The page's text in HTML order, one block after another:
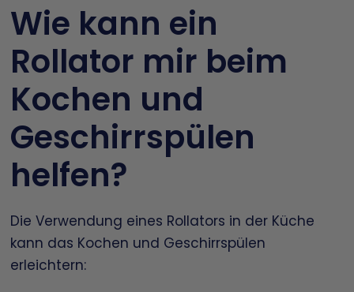
Wie kann ein
Rollator mir beim
Kochen und
Geschirrspülen
helfen?
Die Verwendung eines Rollators in der Küche
kann das Kochen und Geschirrspülen
erleichtern: